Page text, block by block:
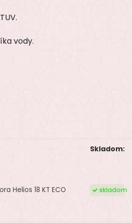
vody.
Skladom:
Helios 18 KT ECO skladom